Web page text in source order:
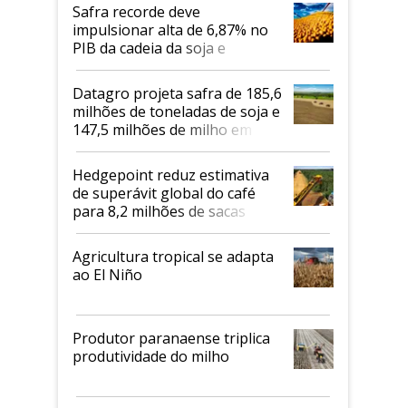
Safra recorde deve
impulsionar alta de 6,87% no
PIB da cadeia da soja e
biodiesel em 2026
Datagro projeta safra de 185,6
milhões de toneladas de soja e
147,5 milhões de milho em
2026/27
Hedgepoint reduz estimativa
de superávit global do café
para 8,2 milhões de sacas
Agricultura tropical se adapta
ao El Niño
Produtor paranaense triplica
produtividade do milho